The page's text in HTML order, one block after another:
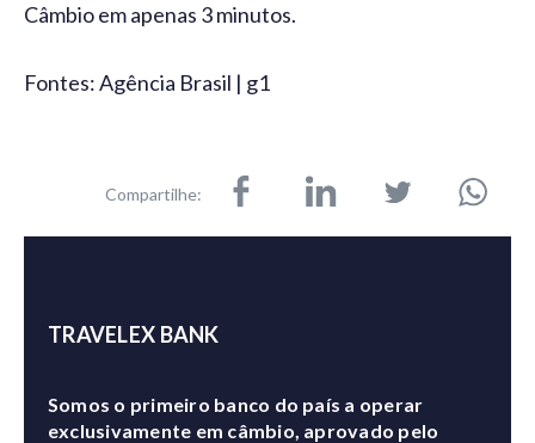
Câmbio em apenas 3 minutos.
Fontes: Agência Brasil | g1
Compartilhe:
TRAVELEX BANK
Somos o primeiro banco do país a operar
exclusivamente em câmbio, aprovado pelo